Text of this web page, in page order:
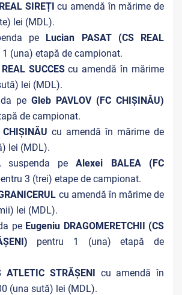
SIREȚI cu amendă în mărime de
lei (MDL).
pe Lucian PASAT (CS REAL
1 (una) etapă de campionat.
SUCCEScu amendă în mărime
lei (MDL).
pe Gleb PAVLOV (FC CHIȘINĂU)
de campionat.
CHIȘINĂU cu amendă în mărime de
lei (MDL).
pe Alexei BALEA (FC
3 (trei) etape de campionat.
cu amendă în mărime de
lei (MDL).
peEugeniu DRAGOMERETCHII (CS
pentru
1 (una) etapă de
ATLETIC STRĂȘENI cu amendă în
(una sută) lei (MDL).